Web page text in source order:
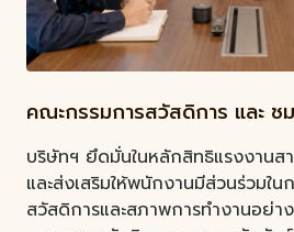
คณะกรรมการสวัสดิการ และ
บริษัทฯ ยึดมั่นในหลักสิทธิแรงงานส
และส่งเสริมให้พนักงานมีส่วนร่วมใน
สวัสดิการและสภาพการทำงานอย่า